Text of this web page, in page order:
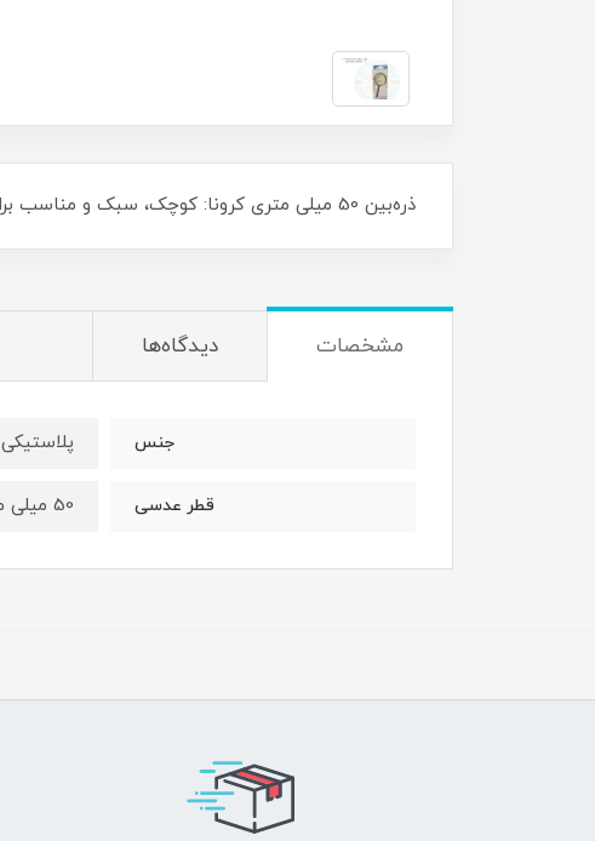
ذره‌بین 50 میلی متری کرونا: کوچک، سبک و مناسب برای مشاهدات آزمایشگاهی و تجربی کودکان و نوجوانان می باشد.
مشخصات دیدگاه‌ها
جنس پلاستیکی
قطر عدسی 50 میلی متر